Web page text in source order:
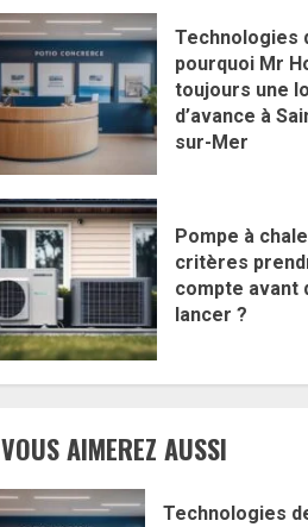
Technologies
pourquoi Mr
toujours une
d’avance à
sur-Mer
Pompe à
critères
compte avant
lancer ?
VOUS AIMEREZ AUSSI
Technologies